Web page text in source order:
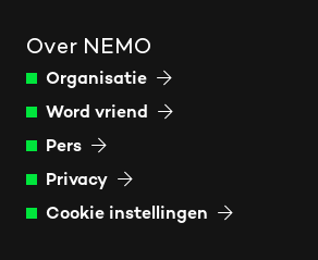
Over NEMO
Organisatie
Word vriend
Pers
Privacy
Cookie instellingen